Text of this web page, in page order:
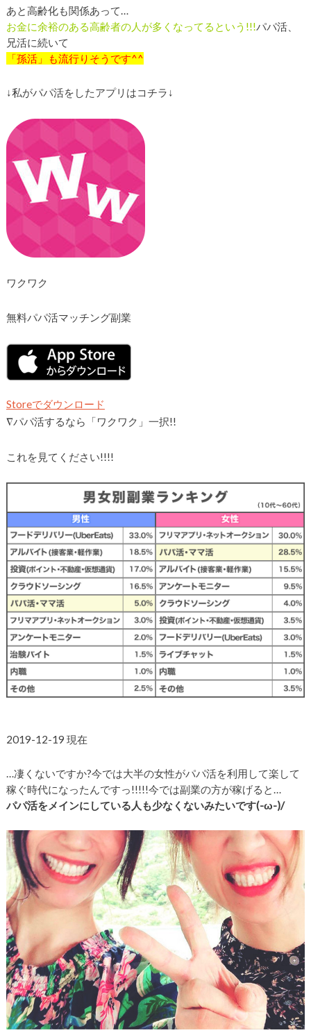
あと高齢化も関係あって…
お金に余裕のある高齢者の人が多くなってるという!!!パパ活、
兄活に続いて
「孫活」も流行りそうです^^
↓私がパパ活をしたアプリはコチラ↓
ワクワク
無料パパ活マッチング副業
Storeでダウンロード
∇パパ活するなら「ワクワク」一択!!
これを見てください!!!!
2019-12-19 現在
…凄くないですか?今では大半の女性がパパ活を利用して楽して
稼ぐ時代になったんですっ!!!!!今では副業の方が稼げると…
パパ活をメインにしている人も少なくないみたいです(-ω-)/